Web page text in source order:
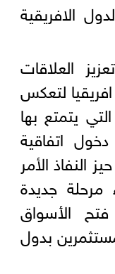
الافريقية
العلاقات
لتعكس
يتمتع بها
اتفاقية
النفاذ الأمر
جديدة
الأسواق
بدول